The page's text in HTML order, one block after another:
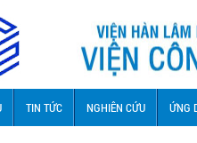
TIN TỨC NGHIÊN CỨU ỨNG